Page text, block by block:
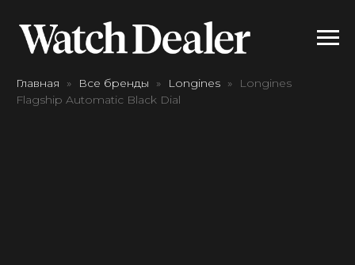
Главная Все бренды Longines
Longines
Flagship Automatic Black Dial